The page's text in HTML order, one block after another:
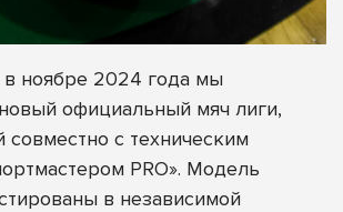
ноябре 2024 года мы
официальный мяч лиги,
совместно с техническим
PRO». Модель
в независимой